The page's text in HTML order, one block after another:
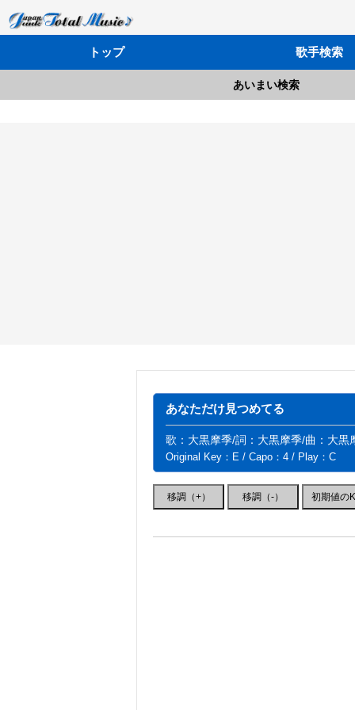
トップ 歌手検索
あいまい検索
あなただけ見つめてる
歌：大黒摩季/詞：大黒摩季/曲：大黒
Original Key：E / Capo：4 / Play：C